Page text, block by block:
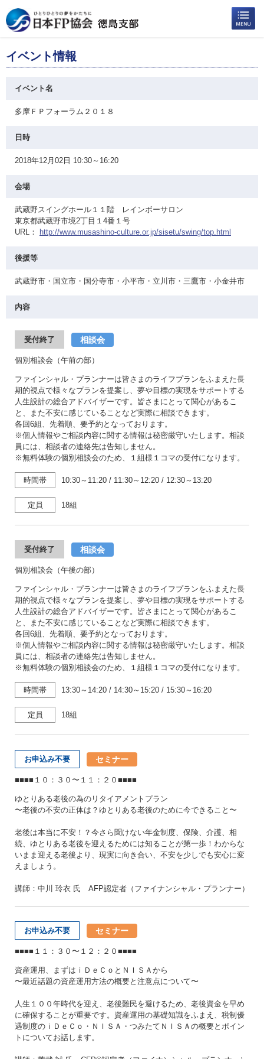
イベント情報
イベント名
多摩ＦＰフォーラム２０１８
日時
2018年12月02日 10:30～16:20
会場
武蔵野スイングホール１１階 レインボーサロン
東京都武蔵野市境2丁目１4番１号
URL：
http://www.musashino-culture.or.jp/sisetu/swing/top.html
後援等
武蔵野市・国立市・国分寺市・小平市・立川市・三鷹市・小金井市
内容
受付終了 相談会
個別相談会（午前の部）
ファインシャル・プランナーは皆さまのライフプランをふまえた長
期的視点で様々なプランを提案し、夢や目標の実現をサポートする
人生設計の総合アドバイザーです。皆さまにとって関心があるこ
と、また不安に感じていることなど実際に相談できます。
各回6組、先着順、要予約となっております。
※個人情報やご相談内容に関する情報は秘密厳守いたします。相談
員には、相談者の連絡先は告知しません。
※無料体験の個別相談会のため、１組様１コマの受付になります。
時間帯 10:30～11:20 / 11:30～12:20 / 12:30～13:20
定員 18組
受付終了 相談会
個別相談会（午後の部）
ファインシャル・プランナーは皆さまのライフプランをふまえた長
期的視点で様々なプランを提案し、夢や目標の実現をサポートする
人生設計の総合アドバイザーです。皆さまにとって関心があるこ
と、また不安に感じていることなど実際に相談できます。
各回6組、先着順、要予約となっております。
※個人情報やご相談内容に関する情報は秘密厳守いたします。相談
員には、相談者の連絡先は告知しません。
※無料体験の個別相談会のため、１組様１コマの受付になります。
時間帯 13:30～14:20 / 14:30～15:20 / 15:30～16:20
定員 18組
お申込み不要 セミナー
■■■■１０：３０〜１１：２０■■■■
ゆとりある老後の為のリタイアメントプラン
〜老後の不安の正体は？ゆとりある老後のために今できること〜
老後は本当に不安！？今さら聞けない年金制度、保険、介護、相
続、ゆとりある老後を迎えるためには知ることが第一歩！わからな
いまま迎える老後より、現実に向き合い、不安を少しでも安心に変
えましょう。
講師：中川 玲衣 氏 AFP認定者（ファイナンシャル・プランナー）
お申込み不要 セミナー
■■■■１１：３０〜１２：２０■■■■
資産運用、まずはｉＤｅＣｏとＮＩＳＡから
〜最近話題の資産運用方法の概要と注意点について〜
人生１００年時代を迎え、老後難民を避けるため、老後資金を早め
に確保することが重要です。資産運用の基礎知識をふまえ、税制優
遇制度のｉＤｅＣｏ・ＮＩＳＡ・つみたてＮＩＳＡの概要とポイン
トについてお話します。